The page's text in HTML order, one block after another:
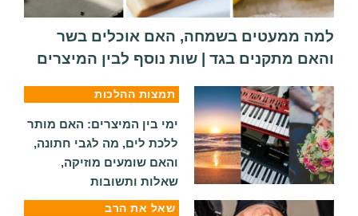
למה ממעטים בשמחה, האם אוכלים בשר
והאם מתקנים בגד | שות נוסף לבין המיצרים
תמצות ההלכות
ימי בין המיצרים: האם מותר
ללכת לים, מה לגבי חתונה,
והאם שומעים מוזיקה,
שאלות ותשובות
שאל את הרב